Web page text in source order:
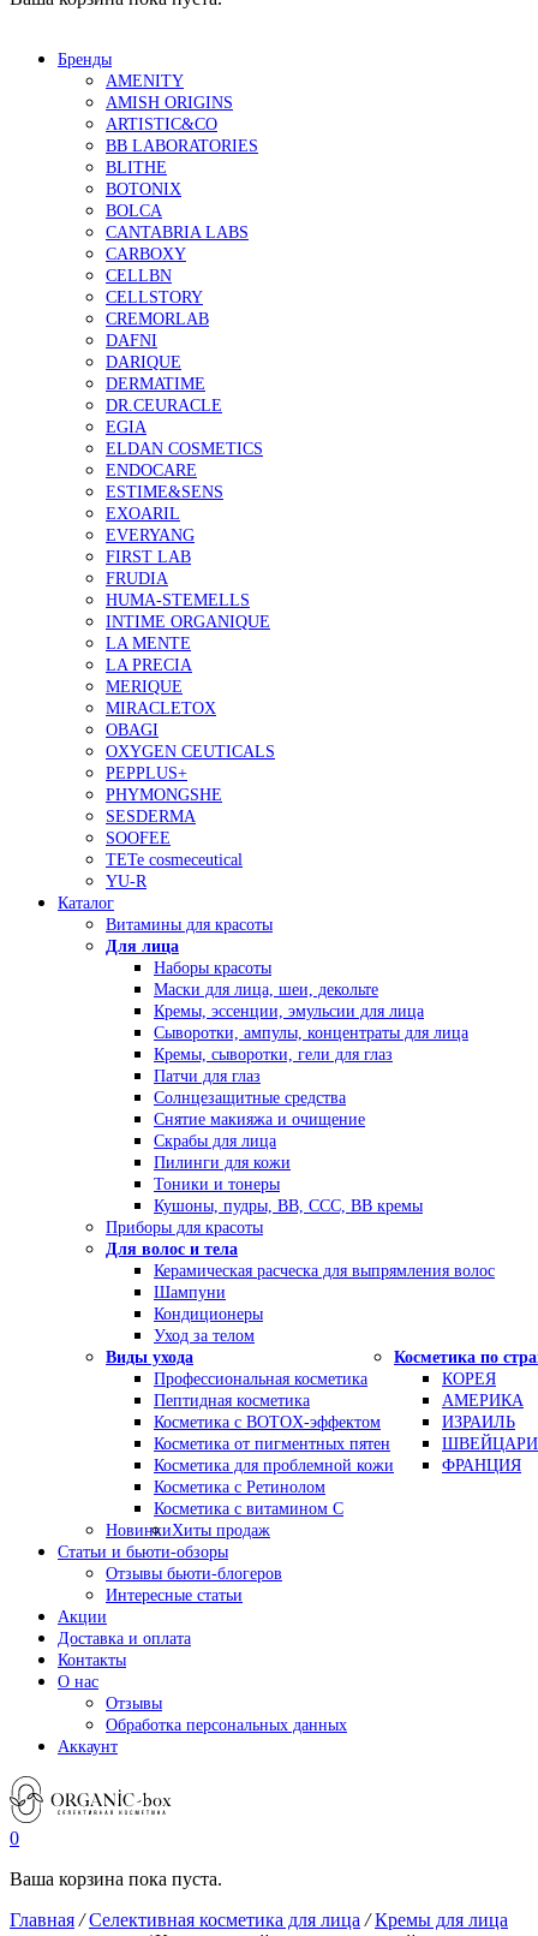
Бренды
AMENITY
AMISH ORIGINS
ARTISTIC&CO
BB LABORATORIES
BLITHE
BOTONIX
BOLCA
CANTABRIA LABS
CARBOXY
CELLBN
CELLSTORY
CREMORLAB
DAFNI
DARIQUE
DERMATIME
DR.CEURACLE
EGIA
ELDAN COSMETICS
ENDOCARE
ESTIME&SENS
EXOARIL
EVERYANG
FIRST LAB
FRUDIA
HUMA-STEMELLS
INTIME ORGANIQUE
LA MENTE
LA PRECIA
MERIQUE
MIRACLETOX
OBAGI
OXYGEN CEUTICALS
PEPPLUS+
PHYMONGSHE
SESDERMA
SOOFEE
TETe cosmeceutical
YU-R
Каталог
Витамины для красоты
Для лица
Наборы красоты
Маски для лица, шеи, декольте
Кремы, эссенции, эмульсии для лица
Сыворотки, ампулы, концентраты для лица
Кремы, сыворотки, гели для глаз
Патчи для глаз
Солнцезащитные средства
Снятие макияжа и очищение
Скрабы для лица
Пилинги для кожи
Тоники и тонеры
Кушоны, пудры, ВВ, ССС, ВВ кремы
Приборы для красоты
Для волос и тела
Керамическая расческа для выпрямления волос
Шампуни
Кондиционеры
Уход за телом
Виды ухода
Профессиональная косметика
Пептидная косметика
Косметика с BOTOX-эффектом
Косметика от пигментных пятен
Косметика для проблемной кожи
Косметика с Ретинолом
Косметика с витамином С
Косметика по
КОРЕЯ
АМЕРИКА
ИЗРАИЛЬ
ФРАНЦИЯ
НовинкиХиты продаж
Статьи и бьюти-обзоры
Отзывы бьюти-блогеров
Интересные статьи
Акции
Доставка и оплата
Контакты
О нас
Отзывы
Обработка персональных данных
Аккаунт
0
Ваша корзина пока пуста.
Главная /Селективная косметика для лица /Кремы для лица